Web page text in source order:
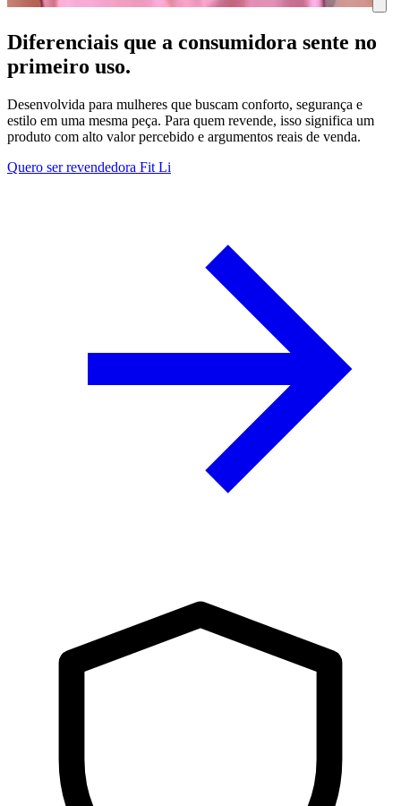
Diferenciais que a consumidora sente no
primeiro uso.
Desenvolvida para mulheres que buscam conforto, segurança e
estilo em uma mesma peça. Para quem revende, isso significa um
produto com alto valor percebido e argumentos reais de venda.
Quero ser revendedora Fit Li